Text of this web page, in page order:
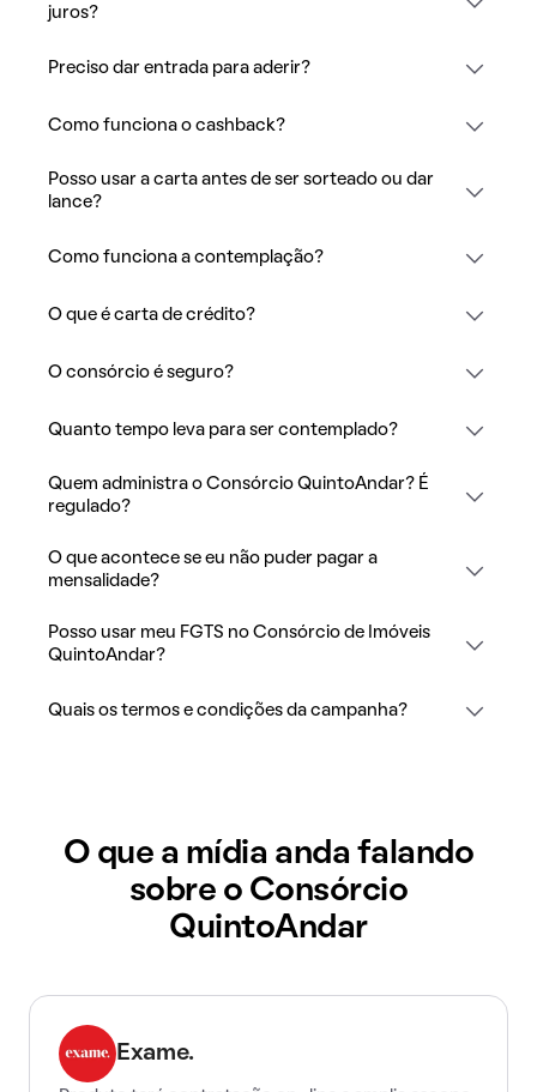
juros?
Preciso dar entrada para aderir?
Como funciona o cashback?
Posso usar a carta antes de ser sorteado ou dar
lance?
Como funciona a contemplação?
O que é carta de crédito?
O consórcio é seguro?
Quanto tempo leva para ser contemplado?
Quem administra o Consórcio QuintoAndar? É
regulado?
O que acontece se eu não puder pagar a
mensalidade?
Posso usar meu FGTS no Consórcio de Imóveis
QuintoAndar?
Quais os termos e condições da campanha?
O que a mídia anda falando
sobre o Consórcio
QuintoAndar
Exame.